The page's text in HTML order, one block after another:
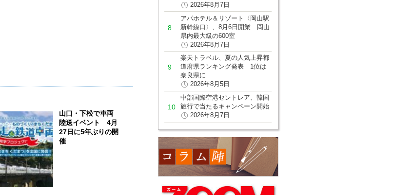
山口・下松で車両
陸送イベント 4月
27日に5年ぶりの開
催
2026年8月7日
アパホテル＆リゾート〈岡山駅
新幹線口〉、8月6日開業 岡山
県内最大級の600室
2026年8月7日
楽天トラベル、夏の人気上昇都
道府県ランキング発表 1位は
奈良県に
2026年8月5日
中部国際空港セントレア、韓国
旅行で当たるキャンペーン開始
2026年8月7日